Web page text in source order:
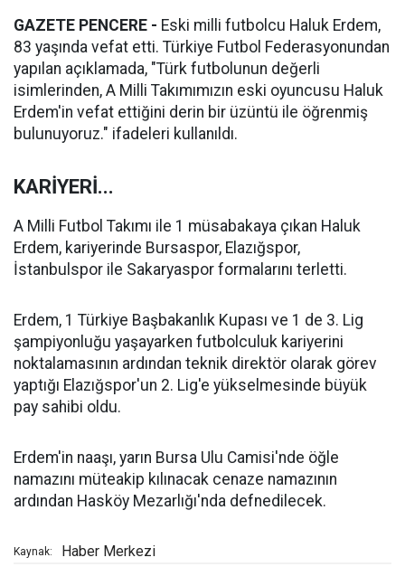
GAZETE PENCERE - Eski milli futbolcu Haluk Erdem,
83 yaşında vefat etti. Türkiye Futbol Federasyonundan
yapılan açıklamada, "Türk futbolunun değerli
isimlerinden, A Milli Takımımızın eski oyuncusu Haluk
Erdem'in vefat ettiğini derin bir üzüntü ile öğrenmiş
bulunuyoruz." ifadeleri kullanıldı.
KARİYERİ...
A Milli Futbol Takımı ile 1 müsabakaya çıkan Haluk
Erdem, kariyerinde Bursaspor, Elazığspor,
İstanbulspor ile Sakaryaspor formalarını terletti.
Erdem, 1 Türkiye Başbakanlık Kupası ve 1 de 3. Lig
şampiyonluğu yaşayarken futbolculuk kariyerini
noktalamasının ardından teknik direktör olarak görev
yaptığı Elazığspor'un 2. Lig'e yükselmesinde büyük
pay sahibi oldu.
Erdem'in naaşı, yarın Bursa Ulu Camisi'nde öğle
namazını müteakip kılınacak cenaze namazının
ardından Hasköy Mezarlığı'nda defnedilecek.
Kaynak: Haber Merkezi